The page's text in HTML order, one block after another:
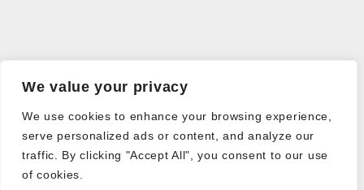
We value your privacy
We use cookies to enhance your browsing experience,
serve personalized ads or content, and analyze our
traffic. By clicking "Accept All", you consent to our use
of cookies.